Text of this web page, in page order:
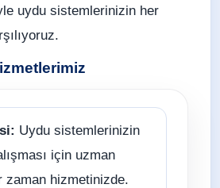
uydu sistemlerinizin her
Uydu sistemlerinizin
için uzman
zaman hizmetinizde.